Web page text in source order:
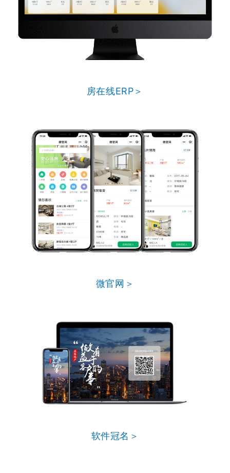
房在线ERP＞
微官网＞
软件冠名＞